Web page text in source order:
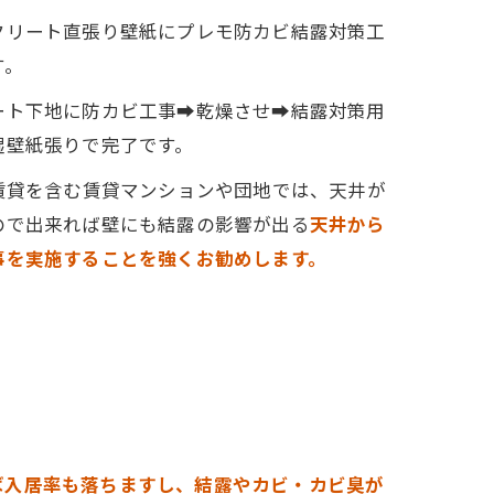
ート直張り壁紙にプレモ防カビ結露対策工
下地に防カビ工事➡乾燥させ➡結露対策用
紙張りで完了です。
を含む賃貸マンションや団地では、天井が
出来れば壁にも結露の影響が出る天井から
実施することを強くお勧めします。
居率も落ちますし、結露やカビ・カビ臭が